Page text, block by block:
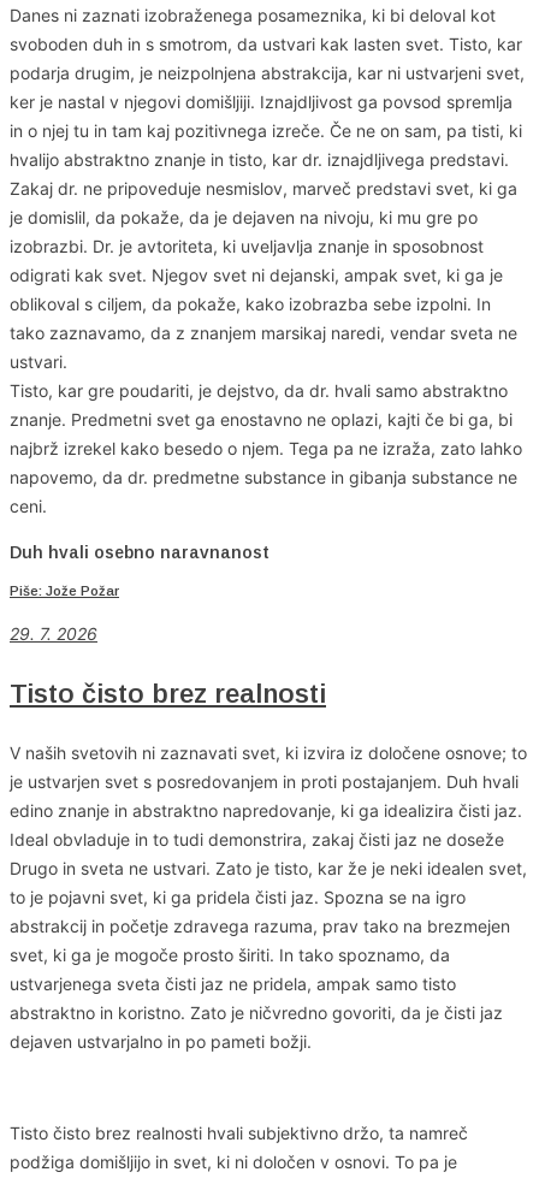
Danes ni zaznati izobraženega posameznika, ki bi deloval kot
svoboden duh in s smotrom, da ustvari kak lasten svet. Tisto, kar
podarja drugim, je neizpolnjena abstrakcija, kar ni ustvarjeni svet,
ker je nastal v njegovi domišljiji. Iznajdljivost ga povsod spremlja
in o njej tu in tam kaj pozitivnega izreče. Če ne on sam, pa tisti, ki
hvalijo abstraktno znanje in tisto, kar dr. iznajdljivega predstavi.
Zakaj dr. ne pripoveduje nesmislov, marveč predstavi svet, ki ga
je domislil, da pokaže, da je dejaven na nivoju, ki mu gre po
izobrazbi. Dr. je avtoriteta, ki uveljavlja znanje in sposobnost
odigrati kak svet. Njegov svet ni dejanski, ampak svet, ki ga je
oblikoval s ciljem, da pokaže, kako izobrazba sebe izpolni. In
tako zaznavamo, da z znanjem marsikaj naredi, vendar sveta ne
ustvari.
Tisto, kar gre poudariti, je dejstvo, da dr. hvali samo abstraktno
znanje. Predmetni svet ga enostavno ne oplazi, kajti če bi ga, bi
najbrž izrekel kako besedo o njem. Tega pa ne izraža, zato lahko
napovemo, da dr. predmetne substance in gibanja substance ne
ceni.
Duh hvali osebno naravnanost
Piše: Jože Požar
29. 7. 2026
Tisto čisto brez realnosti
V naših svetovih ni zaznavati svet, ki izvira iz določene osnove; to
je ustvarjen svet s posredovanjem in proti postajanjem. Duh hvali
edino znanje in abstraktno napredovanje, ki ga idealizira čisti jaz.
Ideal obvladuje in to tudi demonstrira, zakaj čisti jaz ne doseže
Drugo in sveta ne ustvari. Zato je tisto, kar že je neki idealen svet,
to je pojavni svet, ki ga pridela čisti jaz. Spozna se na igro
abstrakcij in početje zdravega razuma, prav tako na brezmejen
svet, ki ga je mogoče prosto širiti. In tako spoznamo, da
ustvarjenega sveta čisti jaz ne pridela, ampak samo tisto
abstraktno in koristno. Zato je ničvredno govoriti, da je čisti jaz
dejaven ustvarjalno in po pameti božji.
Tisto čisto brez realnosti hvali subjektivno držo, ta namreč
podžiga domišljijo in svet, ki ni določen v osnovi. To pa je